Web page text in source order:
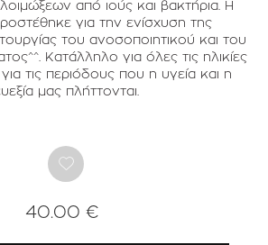
από ιούς και βακτήρια. Η
για την ενίσχυση της
του ανοσοποιητικού και του
Κατάλληλο για όλες τις ηλικίες
τις περιόδους που η υγεία και η
μας πλήττονται.
40.00 €